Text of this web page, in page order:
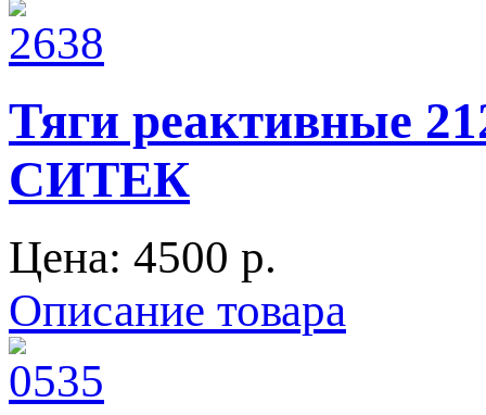
Тяги реактивные
СИТЕК
Цена: 4500 p.
Описание товара